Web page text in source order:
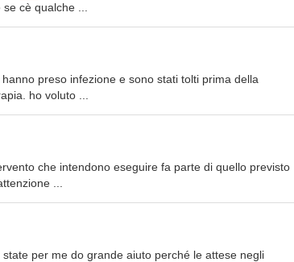
cè qualche ...
preso infezione e sono stati tolti prima della
ho voluto ...
che intendono eseguire fa parte di quello previsto
...
state per me do grande aiuto perché le attese negli